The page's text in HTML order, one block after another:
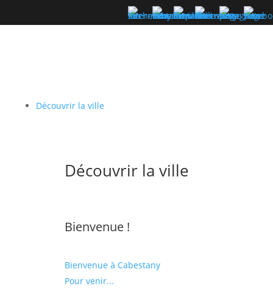
Découvrir la ville
Découvrir la ville
Bienvenue !
Bienvenue à Cabestany
Pour venir...